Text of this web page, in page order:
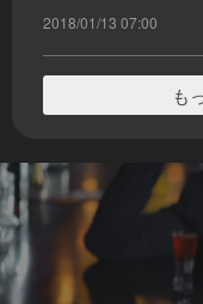
2018/01/13 07:00
も